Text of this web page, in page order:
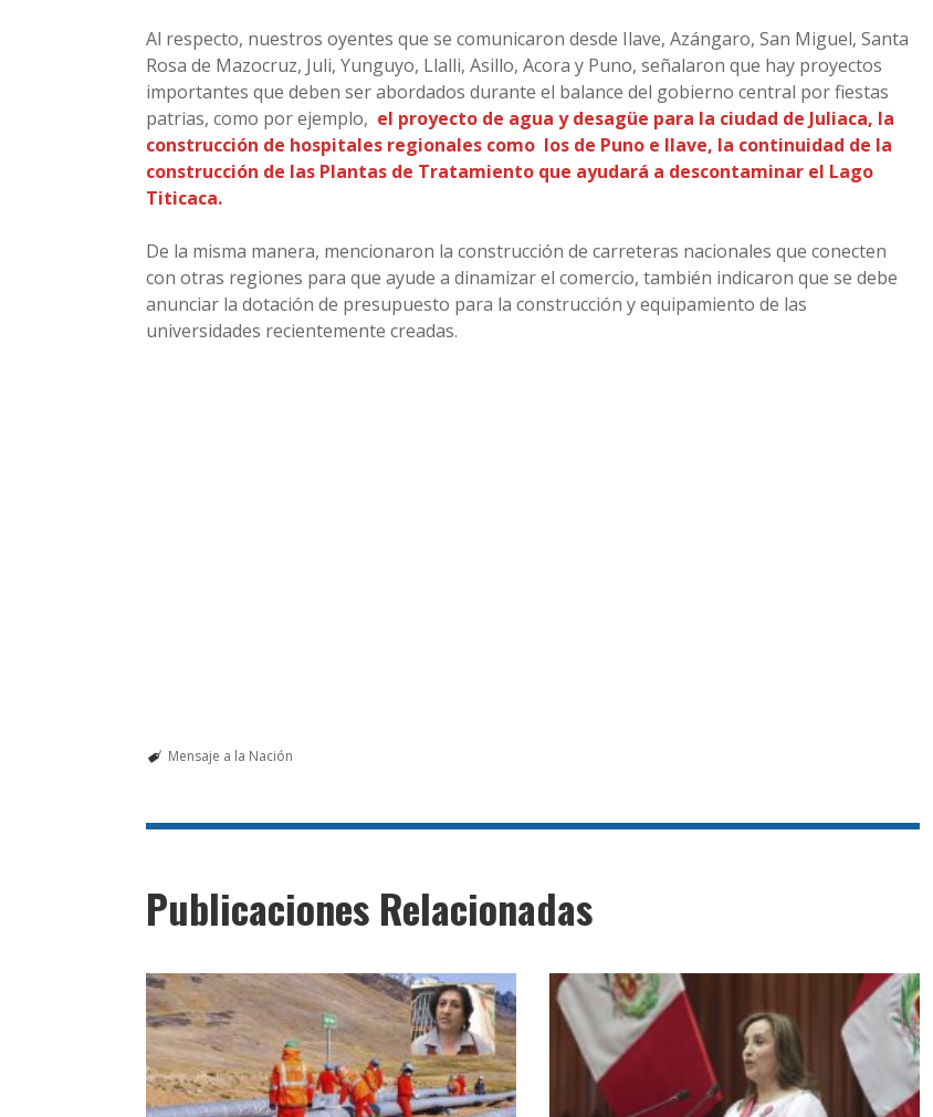
Al respecto, nuestros oyentes que se comunicaron desde Ilave, Azángaro, San Miguel, Santa
Rosa de Mazocruz, Juli, Yunguyo, Llalli, Asillo, Acora y Puno, señalaron que hay proyectos
importantes que deben ser abordados durante el balance del gobierno central por fiestas
patrias, como por ejemplo, el proyecto de agua y desagüe para la ciudad de Juliaca, la
construcción de hospitales regionales como los de Puno e Ilave, la continuidad de la
construcción de las Plantas de Tratamiento que ayudará a descontaminar el Lago
Titicaca.
De la misma manera, mencionaron la construcción de carreteras nacionales que conecten
con otras regiones para que ayude a dinamizar el comercio, también indicaron que se debe
anunciar la dotación de presupuesto para la construcción y equipamiento de las
universidades recientemente creadas.
Mensaje a la Nación
Publicaciones Relacionadas